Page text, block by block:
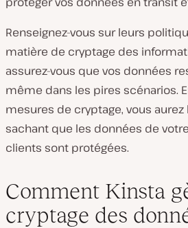
Renseignez-vous sur leurs
matière de cryptage des
assurez-vous que vos données
même dans les pires scénarios.
mesures de cryptage, vous aurez
sachant que les données de
clients sont protégées.
Comment Kinsta
cryptage des